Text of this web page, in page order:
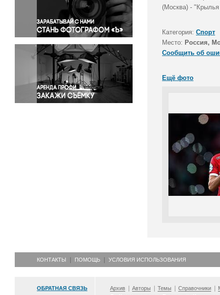
Правосудие
Происшествия и конфликты
Религия
Светская жизнь
Спорт
Экология
Экономика и бизнес
(Москва) -
Категория: Спорт
Место: Россия,
Сообщить об
Ещё фото
КОНТАКТЫ ПОМОЩЬ УСЛОВИЯ ИСПОЛЬЗОВАНИЯ
ОБРАТНАЯ СВЯЗЬ Архив Авторы Темы Справочники